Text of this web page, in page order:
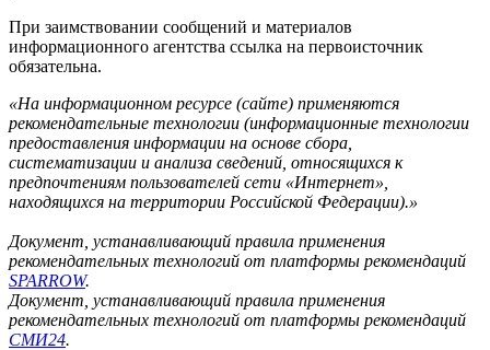
При заимствовании сообщений и материалов
информационного агентства ссылка на первоисточник
обязательна.
«На информационном ресурсе (сайте) применяются
рекомендательные технологии (информационные технологии
предоставления информации на основе сбора,
систематизации и анализа сведений, относящихся к
предпочтениям пользователей сети «Интернет»,
находящихся на территории Российской Федерации).»
Документ, устанавливающий правила применения
рекомендательных технологий от платформы рекомендаций
SPARROW.
Документ, устанавливающий правила применения
рекомендательных технологий от платформы рекомендаций
СМИ24.